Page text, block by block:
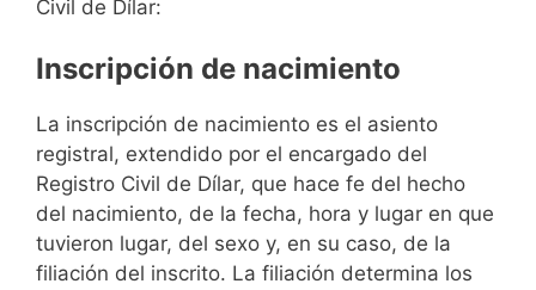
Civil de Dílar:
Inscripción de nacimiento
La inscripción de nacimiento es el asiento
registral, extendido por el encargado del
Registro Civil de Dílar, que hace fe del hecho
del nacimiento, de la fecha, hora y lugar en que
tuvieron lugar, del sexo y, en su caso, de la
filiación del inscrito. La filiación determina los